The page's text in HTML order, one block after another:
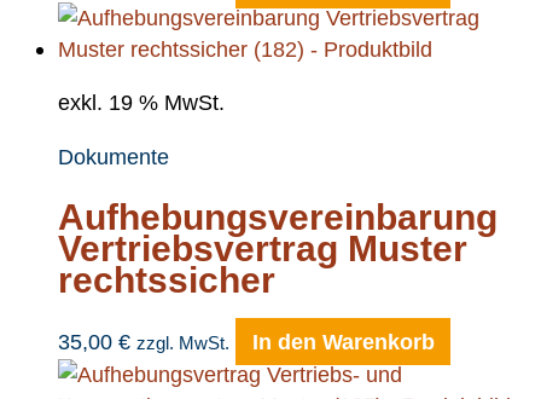
exkl. 19 % MwSt.
Dokumente
Aufhebungsvereinbarung
Vertriebsvertrag Muster
rechtssicher
35,00 € zzgl. MwSt. In den Warenkorb